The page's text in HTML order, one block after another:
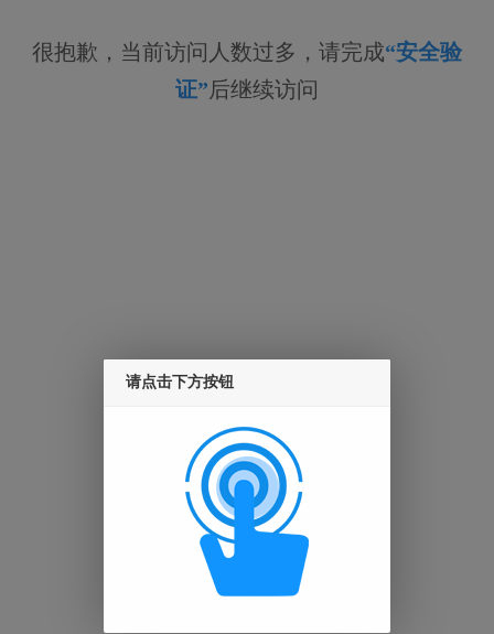
很抱歉，当前访问人数过多，请完成“安全验
证”后继续访问
请点击下方按钮